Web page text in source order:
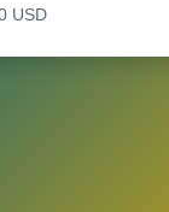
USD